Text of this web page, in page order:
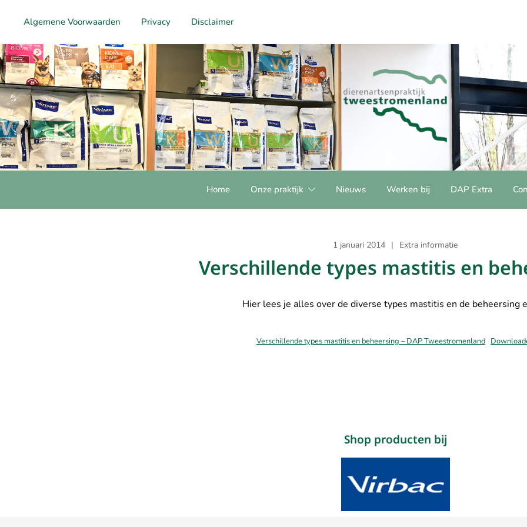
inhoud
Algemene Voorwaarden Privacy Disclaimer
Home Onze praktijk Nieuws Werken bij DAP Extra
1 januari 2014 Extra informatie
Verschillende types mastitis en
Hier lees je alles over de diverse types mastitis en de beheersing
Verschillende types mastitis en beheersing – DAP Tweestromenland
Shop producten bij